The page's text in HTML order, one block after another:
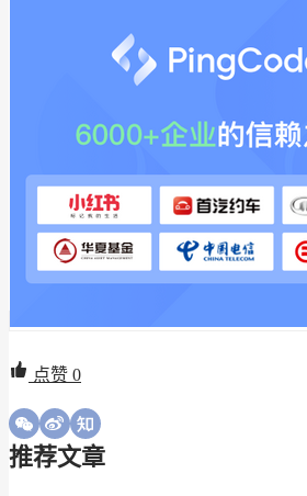
点赞 0
推荐文章